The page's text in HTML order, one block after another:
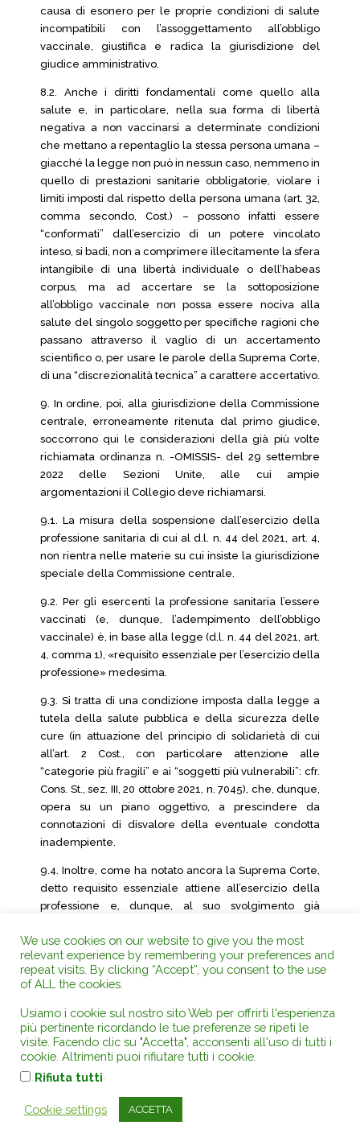
causa di esonero per le proprie condizioni di salute
incompatibili con l’assoggettamento all’obbligo
vaccinale, giustifica e radica la giurisdizione del
giudice amministrativo.
8.2. Anche i diritti fondamentali come quello alla
salute e, in particolare, nella sua forma di libertà
negativa a non vaccinarsi a determinate condizioni
che mettano a repentaglio la stessa persona umana –
giacché la legge non può in nessun caso, nemmeno in
quello di prestazioni sanitarie obbligatorie, violare i
limiti imposti dal rispetto della persona umana (art. 32,
comma secondo, Cost.) – possono infatti essere
“conformati” dall’esercizio di un potere vincolato
inteso, si badi, non a comprimere illecitamente la sfera
intangibile di una libertà individuale o dell’habeas
corpus, ma ad accertare se la sottoposizione
all’obbligo vaccinale non possa essere nociva alla
salute del singolo soggetto per specifiche ragioni che
passano attraverso il vaglio di un accertamento
scientifico o, per usare le parole della Suprema Corte,
di una “discrezionalità tecnica” a carattere accertativo.
9. In ordine, poi, alla giurisdizione della Commissione
centrale, erroneamente ritenuta dal primo giudice,
soccorrono qui le considerazioni della già più volte
richiamata ordinanza n. -OMISSIS- del 29 settembre
2022 delle Sezioni Unite, alle cui ampie
argomentazioni il Collegio deve richiamarsi.
9.1. La misura della sospensione dall’esercizio della
professione sanitaria di cui al d.l. n. 44 del 2021, art. 4,
non rientra nelle materie su cui insiste la giurisdizione
speciale della Commissione centrale.
9.2. Per gli esercenti la professione sanitaria l’essere
vaccinati (e, dunque, l’adempimento dell’obbligo
vaccinale) è, in base alla legge (d.l. n. 44 del 2021, art.
4, comma 1), «requisito essenziale per l’esercizio della
professione» medesima.
9.3. Si tratta di una condizione imposta dalla legge a
tutela della salute pubblica e della sicurezza delle
cure (in attuazione del principio di solidarietà di cui
all’art. 2 Cost., con particolare attenzione alle
“categorie più fragili” e ai “soggetti più vulnerabili”: cfr.
Cons. St., sez. III, 20 ottobre 2021, n. 7045), che, dunque,
opera su un piano oggettivo, a prescindere da
connotazioni di disvalore della eventuale condotta
inadempiente.
9.4. Inoltre, come ha notato ancora la Suprema Corte,
detto requisito essenziale attiene all’esercizio della
professione e, dunque, al suo svolgimento già
– svolgimento che, in caso di inadempimento
all’obbligo di vaccinazione, rimane solo
temporaneamente inibito – ma non incide sullo status
tale.
9.5. Non trovano rilievo, pertanto, la materia
dell’iscrizione all’albo professionale né quella
disciplinare, laddove, poi, per quest’ultima, la
all’inadempimento dell’obbligo vaccinale si trae
We use cookies on our website to give you the most
relevant experience by remembering your preferences and
repeat visits. By clicking “Accept”, you consent to the use
of ALL the cookies.
Usiamo i cookie sul nostro sito Web per offrirti l'esperienza
più pertinente ricordando le tue preferenze se ripeti le
visite. Facendo clic su "Accetta", acconsenti all'uso di tutti i
cookie. Altrimenti puoi rifiutare tutti i cookie.
Rifiuta tutti
Cookie settings ACCETTA